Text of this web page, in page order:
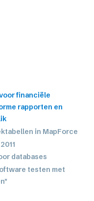
financiële
rapporten en
in MapForce
databases
testen met